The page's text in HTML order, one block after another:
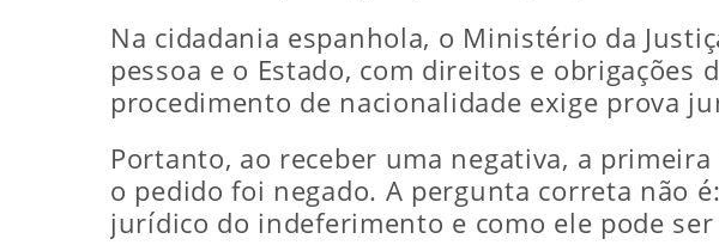
Na cidadania espanhola, o Ministério da
pessoa e o Estado, com direitos e obrigações
procedimento de nacionalidade exige prova
Portanto, ao receber uma negativa, a
o pedido foi negado. A pergunta correta não
jurídico do indeferimento e como ele pode ser